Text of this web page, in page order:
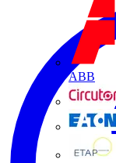
ABB